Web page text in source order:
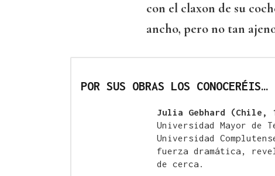
con el claxon de su
ancho, pero no tan
POR SUS OBRAS LOS CONOCERÉIS…
Julia Gebhard (Chile,
Universidad Mayor de
Universidad
fuerza dramática,
de cerca.